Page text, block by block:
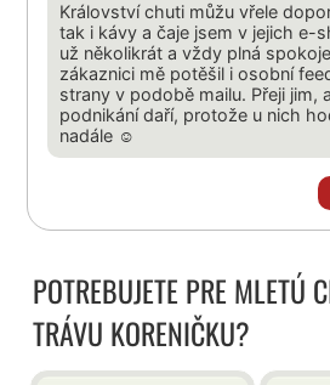
Království chuti můžu vřele
tak i kávy a čaje jsem v jejich e-
už několikrát a vždy plná
zákaznici mě potěšil i osobní
strany v podobě mailu. Přeji jim,
podnikání daří, protože u nich
nadále ☺
POTREBUJETE PRE MLETÚ
TRÁVU KORENIČKU?